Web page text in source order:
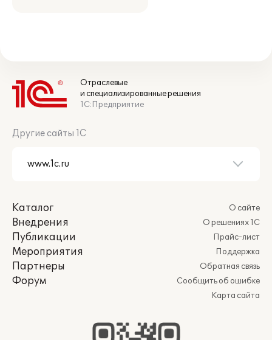
Отраслевые
и специализированные решения
1С:Предприятие
Другие сайты 1С
Каталог
Внедрения
Публикации
Мероприятия
Партнеры
Форум
О сайте
О решениях 1С
Прайс-лист
Поддержка
Обратная связь
Сообщить об ошибке
Карта сайта